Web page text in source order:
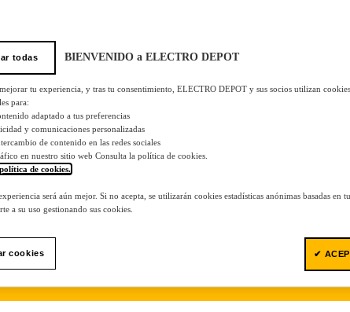
todas BIENVENIDO a ELECTRO DEPOT
tu experiencia, y tras tu consentimiento, ELECTRO DEPOT y sus socios utilizan
para:
adaptado a tus preferencias
y comunicaciones personalizadas
de contenido en las redes sociales
en nuestro sitio web Consulta la política de cookies.
de cookies.
será aún mejor. Si no acepta, se utilizarán cookies estadísticas anónimas basadas en
a su uso gestionando sus cookies.
cookies ✔